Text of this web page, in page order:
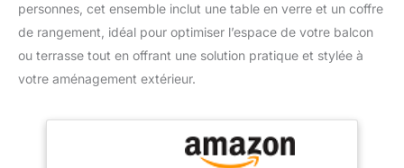
personnes, cet ensemble inclut une table en verre et un coffre
de rangement, idéal pour optimiser l’espace de votre balcon
ou terrasse tout en offrant une solution pratique et stylée à
votre aménagement extérieur.